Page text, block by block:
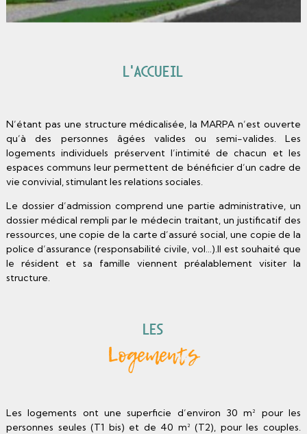
L’Accueil
N’étant pas une structure médicalisée, la MARPA n’est ouverte
qu’à des personnes âgées valides ou semi-valides. Les
logements individuels préservent l’intimité de chacun et les
espaces communs leur permettent de bénéficier d’un cadre de
vie convivial, stimulant les relations sociales.
Le dossier d’admission comprend une partie administrative, un
dossier médical rempli par le médecin traitant, un justificatif des
ressources, une copie de la carte d’assuré social, une copie de la
police d’assurance (responsabilité civile, vol…).Il est souhaité que
le résident et sa famille viennent préalablement visiter la
structure.
Les
Logements
Les logements ont une superficie d’environ 30 m² pour les
personnes seules (T1 bis) et de 40 m² (T2), pour les couples.